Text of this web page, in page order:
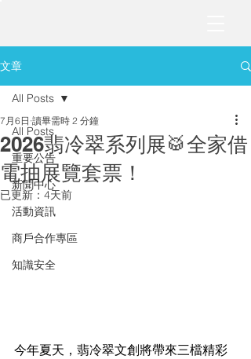
文章
All Posts
重要公告
新聞中心
活動資訊
商戶合作專區
知識安全
All Posts
2026翡冷翠系列展🥁全家借
電抽展覽套票！
7月6日 讀畢需時 2 分鐘
已更新： 4天前
今年夏天，翡冷翠文創將帶來三檔精彩